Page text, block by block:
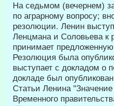
На седьмом (вечернем)
по аграрному вопросу;
резолюции. Ленин
Ленцмана и Соловьева к
принимает
Резолюция была
выступает с докладом о
докладе был
Статьи Ленина
Временного